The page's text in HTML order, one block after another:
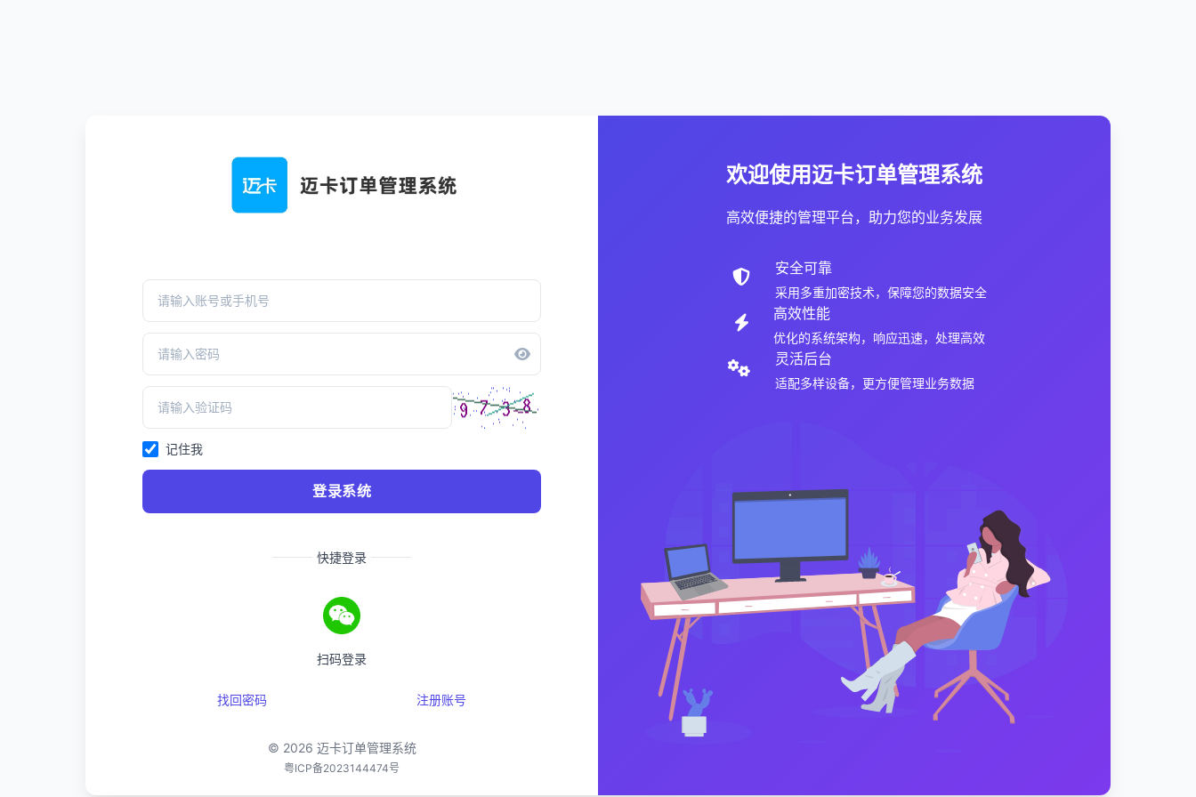
记住我
登录系统
快捷登录
扫码登录
找回密码 注册账号
© 2026 迈卡订单管理系统
粤ICP备2023144474号
欢迎使用迈卡订单管理系统
高效便捷的管理平台，助力您的业务发展
安全可靠
采用多重加密技术，保障您的数据安全
高效性能
优化的系统架构，响应迅速，处理高效
灵活后台
适配多样设备，更方便管理业务数据